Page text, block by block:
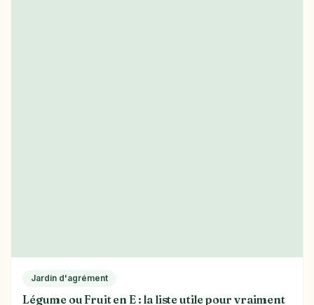
Jardin d'agrément
Légume ou Fruit en E : la liste utile pour vraiment